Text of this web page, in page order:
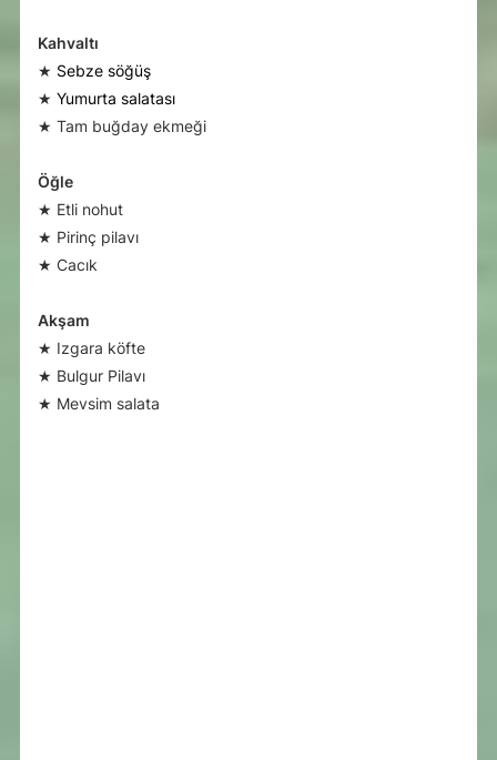
Kahvaltı
★ Sebze söğüş
★ Yumurta salatası
★ Tam buğday ekmeği
Öğle
★ Etli nohut
★ Pirinç pilavı
★ Cacık
Akşam
★ Izgara köfte
★ Bulgur Pilavı
★ Mevsim salata